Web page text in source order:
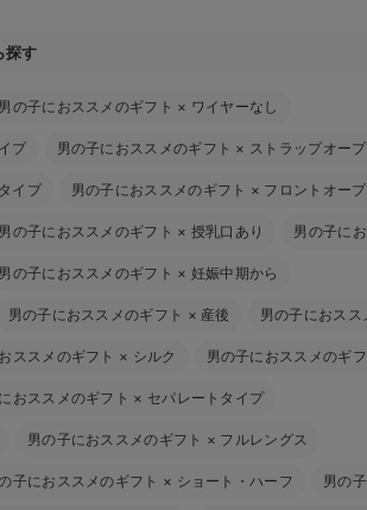
探す
男の子におススメのギフト × ワイヤーなし
プ 男の子におススメのギフト × ストラップオー
イプ 男の子におススメのギフト × フロントオー
男の子におススメのギフト × 授乳口あり 男の子に
男の子におススメのギフト × 妊娠中期から
男の子におススメのギフト × 産後 男の子におスス
ススメのギフト × シルク 男の子におススメのギフ
おススメのギフト × セパレートタイプ
男の子におススメのギフト × フルレングス
子におススメのギフト × ショート・ハーフ 男の